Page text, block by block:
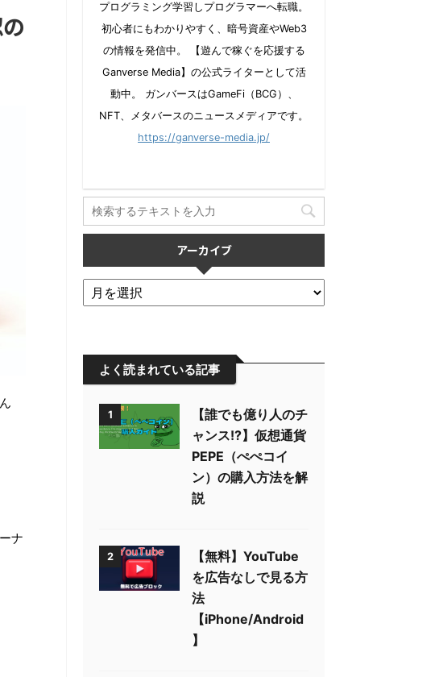
ナ
プログラミング学習しプログラマーへ転職。
初心者にもわかりやすく、暗号資産やWeb3
の情報を発信中。 【遊んで稼ぐを応援する
Ganverse Media】の公式ライターとして活
動中。 ガンバースはGameFi（BCG）、
NFT、メタバースのニュースメディアです。
https://ganverse-media.jp/
アーカイブ
よく読まれている記事
1
【誰でも億り人のチ
ャンス!?】仮想通貨
PEPE（ぺぺコイ
ン）の購入方法を解
説
2
【無料】YouTube
を広告なしで見る方
法
【iPhone/Android
】